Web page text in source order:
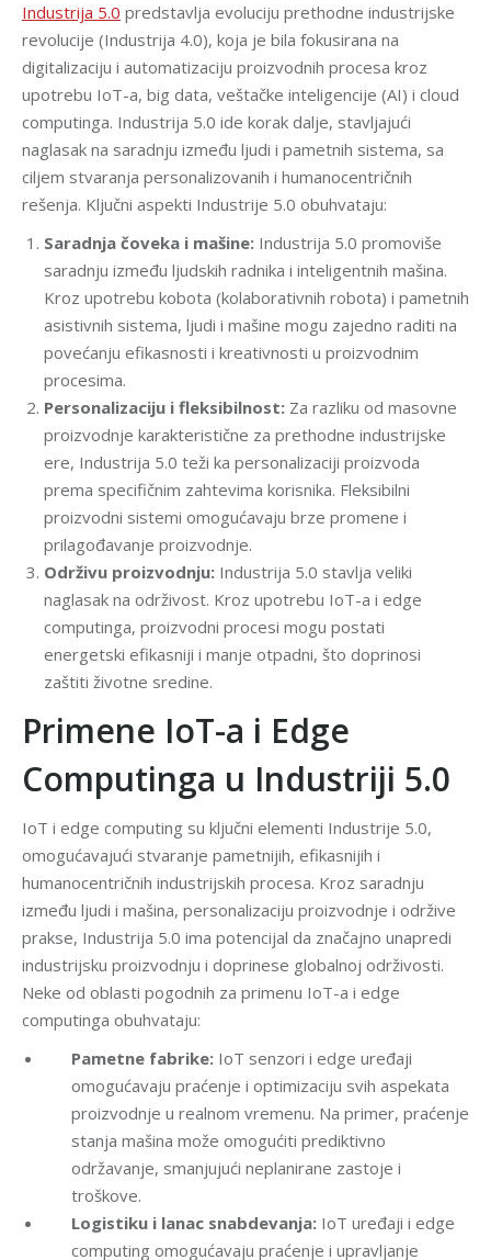
Industrija 5.0 predstavlja evoluciju prethodne industrijske
revolucije (Industrija 4.0), koja je bila fokusirana na
digitalizaciju i automatizaciju proizvodnih procesa kroz
upotrebu IoT-a, big data, veštačke inteligencije (AI) i cloud
computinga. Industrija 5.0 ide korak dalje, stavljajući
naglasak na saradnju između ljudi i pametnih sistema, sa
ciljem stvaranja personalizovanih i humanocentričnih
rešenja. Ključni aspekti Industrije 5.0 obuhvataju:
Saradnja čoveka i mašine: Industrija 5.0 promoviše
saradnju između ljudskih radnika i inteligentnih mašina.
Kroz upotrebu kobota (kolaborativnih robota) i pametnih
asistivnih sistema, ljudi i mašine mogu zajedno raditi na
povećanju efikasnosti i kreativnosti u proizvodnim
procesima.
Personalizaciju i fleksibilnost: Za razliku od masovne
proizvodnje karakteristične za prethodne industrijske
ere, Industrija 5.0 teži ka personalizaciji proizvoda
prema specifičnim zahtevima korisnika. Fleksibilni
proizvodni sistemi omogućavaju brze promene i
prilagođavanje proizvodnje.
Održivu proizvodnju: Industrija 5.0 stavlja veliki
naglasak na održivost. Kroz upotrebu IoT-a i edge
computinga, proizvodni procesi mogu postati
energetski efikasniji i manje otpadni, što doprinosi
zaštiti životne sredine.
Primene IoT-a i Edge
Computinga u Industriji 5.0
IoT i edge computing su ključni elementi Industrije 5.0,
omogućavajući stvaranje pametnijih, efikasnijih i
humanocentričnih industrijskih procesa. Kroz saradnju
između ljudi i mašina, personalizaciju proizvodnje i održive
prakse, Industrija 5.0 ima potencijal da značajno unapredi
industrijsku proizvodnju i doprinese globalnoj održivosti.
Neke od oblasti pogodnih za primenu IoT-a i edge
computinga obuhvataju:
Pametne fabrike: IoT senzori i edge uređaji
omogućavaju praćenje i optimizaciju svih aspekata
proizvodnje u realnom vremenu. Na primer, praćenje
stanja mašina može omogućiti prediktivno
održavanje, smanjujući neplanirane zastoje i
troškove.
Logistiku i lanac snabdevanja: IoT uređaji i edge
computing omogućavaju praćenje i upravljanje